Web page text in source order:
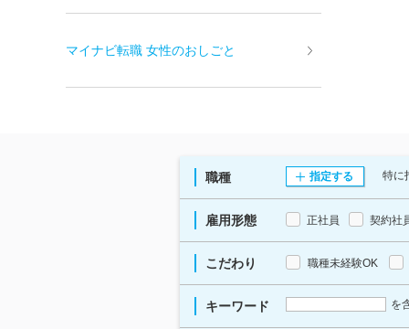
マイナビ転職 女性のおしごと
職種 指定する 特に
雇用形態 正社員 契約社
こだわり 職種未経験OK
キーワード を